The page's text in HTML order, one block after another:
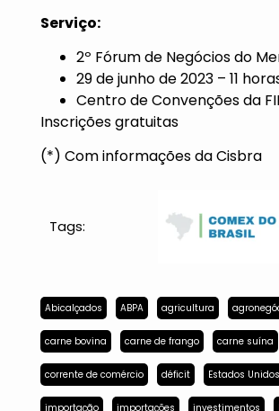
Serviço:
2º Fórum de Negócios do
29 de junho de 2023 – 11
Centro de Convenções da
Inscrições gratuitas
(*) Com informações da Cisbra
Tags:
Abicalçados ABPA agricultura
carne bovina carne de frango carne suína
corrente de comércio déficit Estados Unidos
importação importações investimentos